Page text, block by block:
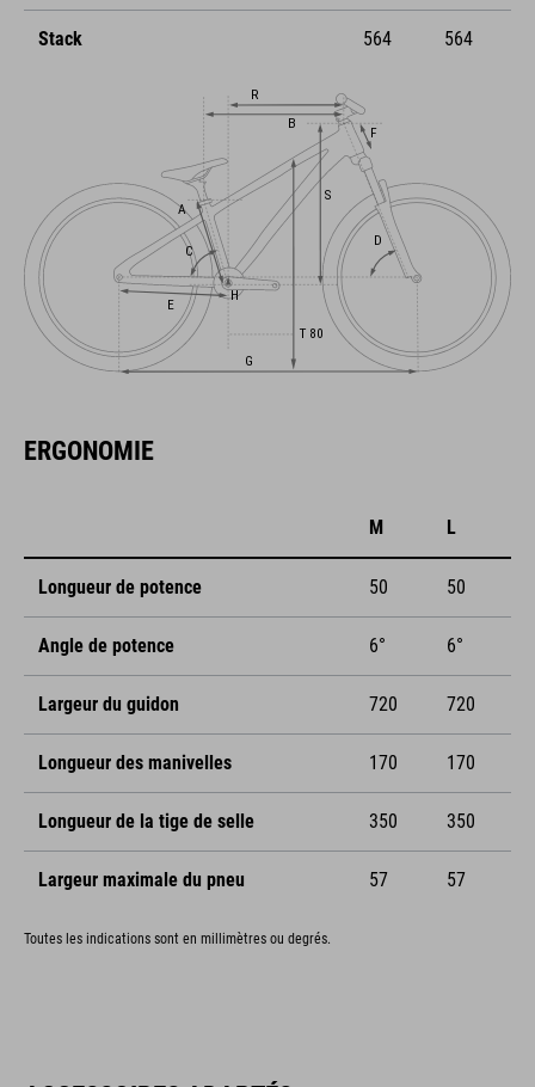
Stack 564 564
ERGONOMIE
M L
Longueur de potence 50 50
Angle de potence 6° 6°
Largeur du guidon 720 720
Longueur des manivelles 170 170
Longueur de la tige de selle 350 350
Largeur maximale du pneu 57 57
Toutes les indications sont en millimètres ou degrés.